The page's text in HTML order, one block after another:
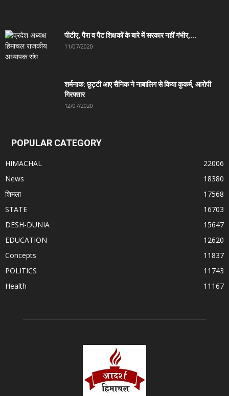
पीटीए, पैरा व पैट शिक्षकों के बारे में सरकार नहीं गंभीर,...
11/07/2020
शर्मनाक: छुट्टी आए सैनिक ने नाबालिग से किया कुकर्म, आरोपी
गिरफ्तार
12/07/2020
POPULAR CATEGORY
HIMACHAL
22006
News
18380
शिमला
17568
STATE
16703
DESH-DUNIA
15647
EDUCATION
12620
Concepts
11837
POLITICS
11743
Health
11167